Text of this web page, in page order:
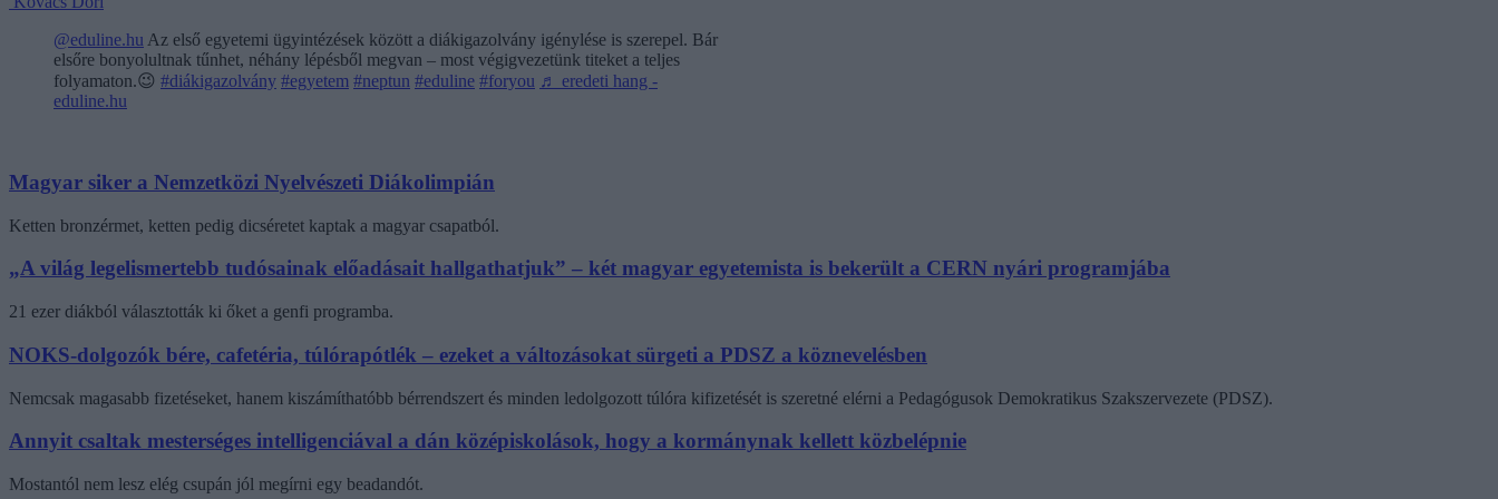
@eduline.hu Az első egyetemi ügyintézések között a diákigazolvány igénylése is szerepel. Bár
elsőre bonyolultnak tűnhet, néhány lépésből megvan – most végigvezetünk titeket a teljes
folyamaton.😉 #diákigazolvány #egyetem #neptun #eduline #foryou ♬ eredeti hang -
eduline.hu
Magyar siker a Nemzetközi Nyelvészeti Diákolimpián
Ketten bronzérmet, ketten pedig dicséretet kaptak a magyar csapatból.
„A világ legelismertebb tudósainak előadásait hallgathatjuk” – két magyar egyetemista is bekerült a CERN nyári programjába
21 ezer diákból választották ki őket a genfi programba.
NOKS-dolgozók bére, cafetéria, túlórapótlék – ezeket a változásokat sürgeti a PDSZ a köznevelésben
Nemcsak magasabb fizetéseket, hanem kiszámíthatóbb bérrendszert és minden ledolgozott túlóra kifizetését is szeretné elérni a Pedagógusok Demokratikus Szakszervezete (PDSZ).
Annyit csaltak mesterséges intelligenciával a dán középiskolások, hogy a kormánynak kellett közbelépnie
Mostantól nem lesz elég csupán jól megírni egy beadandót.